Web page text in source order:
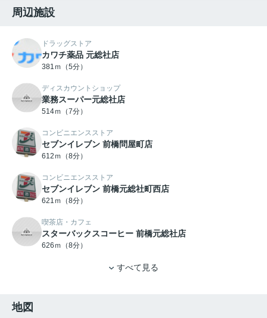
周辺施設
ドラッグストア
カワチ薬品 元総社店
381ｍ（5分）
ディスカウントショップ
業務スーパー元総社店
514ｍ（7分）
コンビニエンスストア
セブンイレブン 前橋問屋町店
612ｍ（8分）
コンビニエンスストア
セブンイレブン 前橋元総社町西店
621ｍ（8分）
喫茶店・カフェ
スターバックスコーヒー 前橋元総社店
626ｍ（8分）
すべて見る
地図